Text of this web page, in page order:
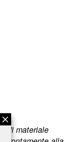
di materiale